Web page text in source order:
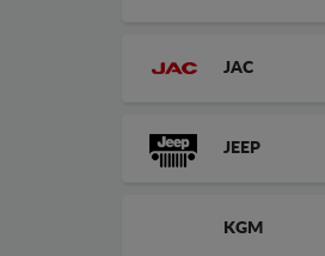
JAC
JEEP
KGM